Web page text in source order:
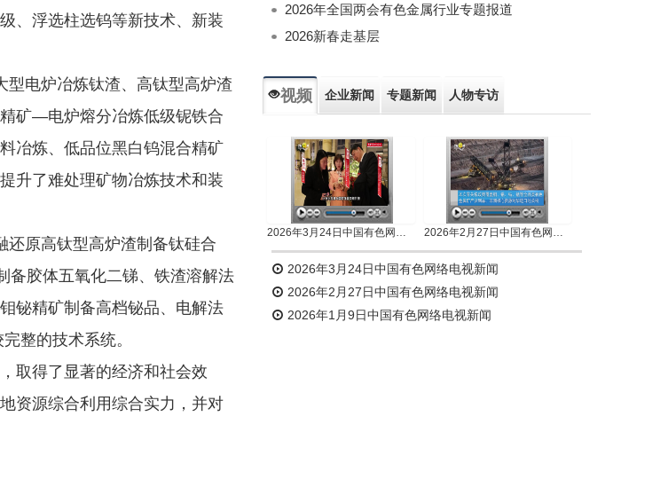
、浮选柱选钨等新技术、新装
电炉冶炼钛渣、高钛型高炉渣
矿—电炉熔分冶炼低级铌铁合
冶炼、低品位黑白钨混合精矿
升了难处理矿物冶炼技术和装
原高钛型高炉渣制备钛硅合
胶体五氧化二锑、铁渣溶解法
铋精矿制备高档铋品、电解法
整的技术系统。
取得了显著的经济和社会效
资源综合利用综合实力，并对
2026年全国两会有色金属行业专题报道
2026新春走基层
视频 企业新闻 专题新闻 人物专访
2026年3月24日中国有色网络电视新闻 2026年2月27日中国有色网络电视新闻
2026年3月24日中国有色网络电视新闻
2026年2月27日中国有色网络电视新闻
2026年1月9日中国有色网络电视新闻